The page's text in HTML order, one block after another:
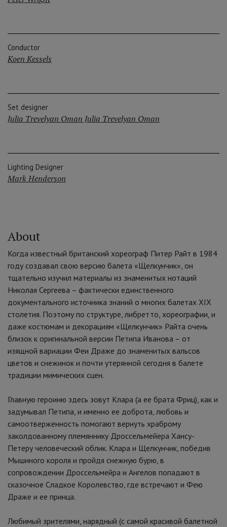
Conductor
Koen Kessels
Set designer
Julia Trevelyan Oman Julia Trevelyan Oman
Lighting Designer
Mark Henderson
About
Когда известный британский хореограф Питер Райт в 1984
году создавал свою версию балета «Щелкунчик», он
тщательно изучил материалы из знаменитых нотаций
Николая Сергеева – фактически единственного
документального источника знаний о многих балетах XIX
столетия. Поэтому по структуре, либретто, хореографии, и
даже костюмам и декорациям «Щелкунчик» Райта очень
близок к оригинальной версии Петипа Иванова – от
изящной вариации Феи Драже до знаменитых вальсов
цветов и снежинок и почти утерянной сегодня в балете
традиции мимических сцен.
Главную героиню здесь зовут Клара (а ее брата Фриц), как и
задумывал Петипа, и именно ее доброта, любовь и
самоотверженность помогают вернуть храброму
заколдованному племяннику Дроссельмейера Хансу-
Петеру человеческий облик. Клара и Щелкунчик, победив
Мышиного короля и пройдя снежную бурю, в
сопровождении Дроссельмейра и Ангелов попадают в
сказочное Сладкое Королевство, где встречают и Фею
Драже и ее принца.
Любимый зрителями, нарядный (с самой красивой балетной